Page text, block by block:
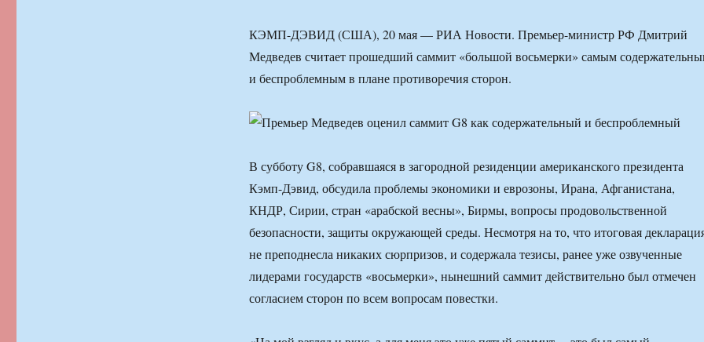
КЭМП-ДЭВИД (США), 20 мая — РИА Новости. Премьер-министр РФ Дмитрий
Медведев считает прошедший саммит «большой восьмерки» самым
и беспроблемным в плане противоречия сторон.
В субботу G8, собравшаяся в загородной резиденции американского президента
Кэмп-Дэвид, обсудила проблемы экономики и еврозоны, Ирана, Афганистана,
КНДР, Сирии, стран «арабской весны», Бирмы, вопросы продовольственной
безопасности, защиты окружающей среды. Несмотря на то, что итоговая
не преподнесла никаких сюрпризов, и содержала тезисы, ранее уже озвученные
лидерами государств «восьмерки», нынешний саммит действительно был отмечен
согласием сторон по всем вопросам повестки.